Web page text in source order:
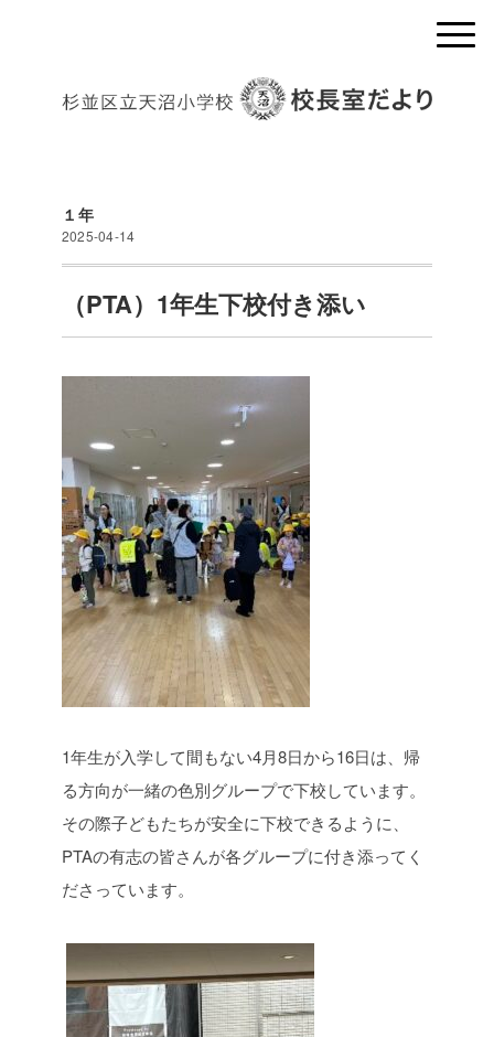
１年
2025-04-14
（PTA）1年生下校付き添い
1年生が入学して間もない4月8日から16日は、帰
る方向が一緒の色別グループで下校しています。
その際子どもたちが安全に下校できるように、
PTAの有志の皆さんが各グループに付き添ってく
ださっています。